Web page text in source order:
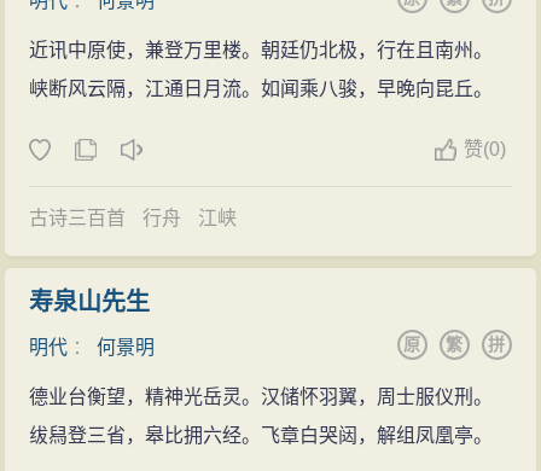
近讯中原使，兼登万里楼。朝廷仍北极，行在且南州。
峡断风云隔，江通日月流。如闻乘八骏，早晚向昆丘。
赞(0)
古诗三百首 行舟 江峡
寿泉山先生
明代 ：何景明 拼
繁
原
德业台衡望，精神光岳灵。汉储怀羽翼，周士服仪刑。
绂舄登三省，皋比拥六经。飞章白哭闼，解组凤凰亭。